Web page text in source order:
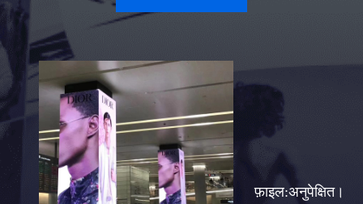
फ़ाइल:अनुपेक्षित।